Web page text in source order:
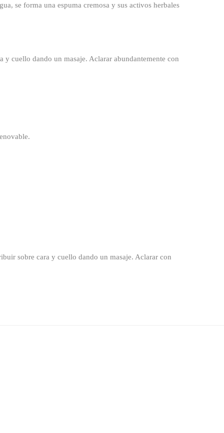
se forma una espuma cremosa y sus activos herbales
y cuello dando un masaje. Aclarar abundantemente con
sobre cara y cuello dando un masaje. Aclarar con